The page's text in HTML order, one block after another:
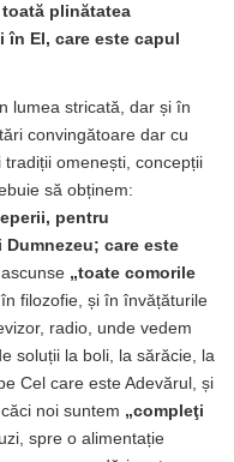
plinătatea
El, care este capul
lumea stricată, dar și în
convingătoare dar cu
omenești, concepții
să obținem:
pentru
care este
„toate comorile
filozofie, și în învățăturile
radio, unde vedem
soluții la boli, la sărăcie, la
Cel care este Adevărul, și
noi suntem „compleţi
spre o alimentație